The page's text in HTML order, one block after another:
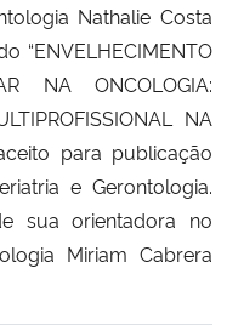
Nathalie Costa
“ENVELHECIMENTO
NA ONCOLOGIA:
NA
para publicação
e Gerontologia.
sua orientadora no
Miriam Cabrera